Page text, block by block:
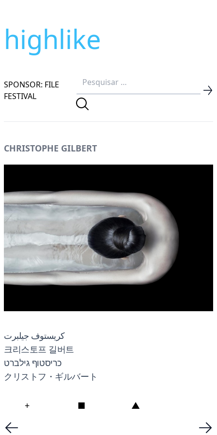
highlike
SPONSOR: FILE
FESTIVAL
CHRISTOPHE GILBERT
كريستوف جيلبرت
크리스토프 길버트
כריסטוף גילברט
クリストフ・ギルバート
+ ■ ▲